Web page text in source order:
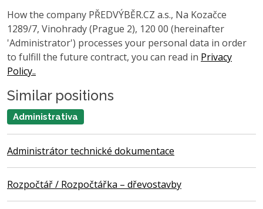
How the company PŘEDVÝBĚR.CZ a.s., Na Kozačce
1289/7, Vinohrady (Prague 2), 120 00 (hereinafter
'Administrator') processes your personal data in order
to fulfill the future contract, you can read in Privacy
Policy..
Similar positions
Administrativa
Administrátor technické dokumentace
Rozpočtář / Rozpočtářka – dřevostavby